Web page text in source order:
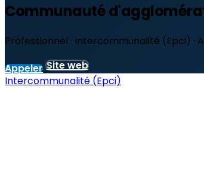
Communauté
Professionnel · Intercommunalité (Epci) ·
Appeler Site web
Intercommunalité (Epci)